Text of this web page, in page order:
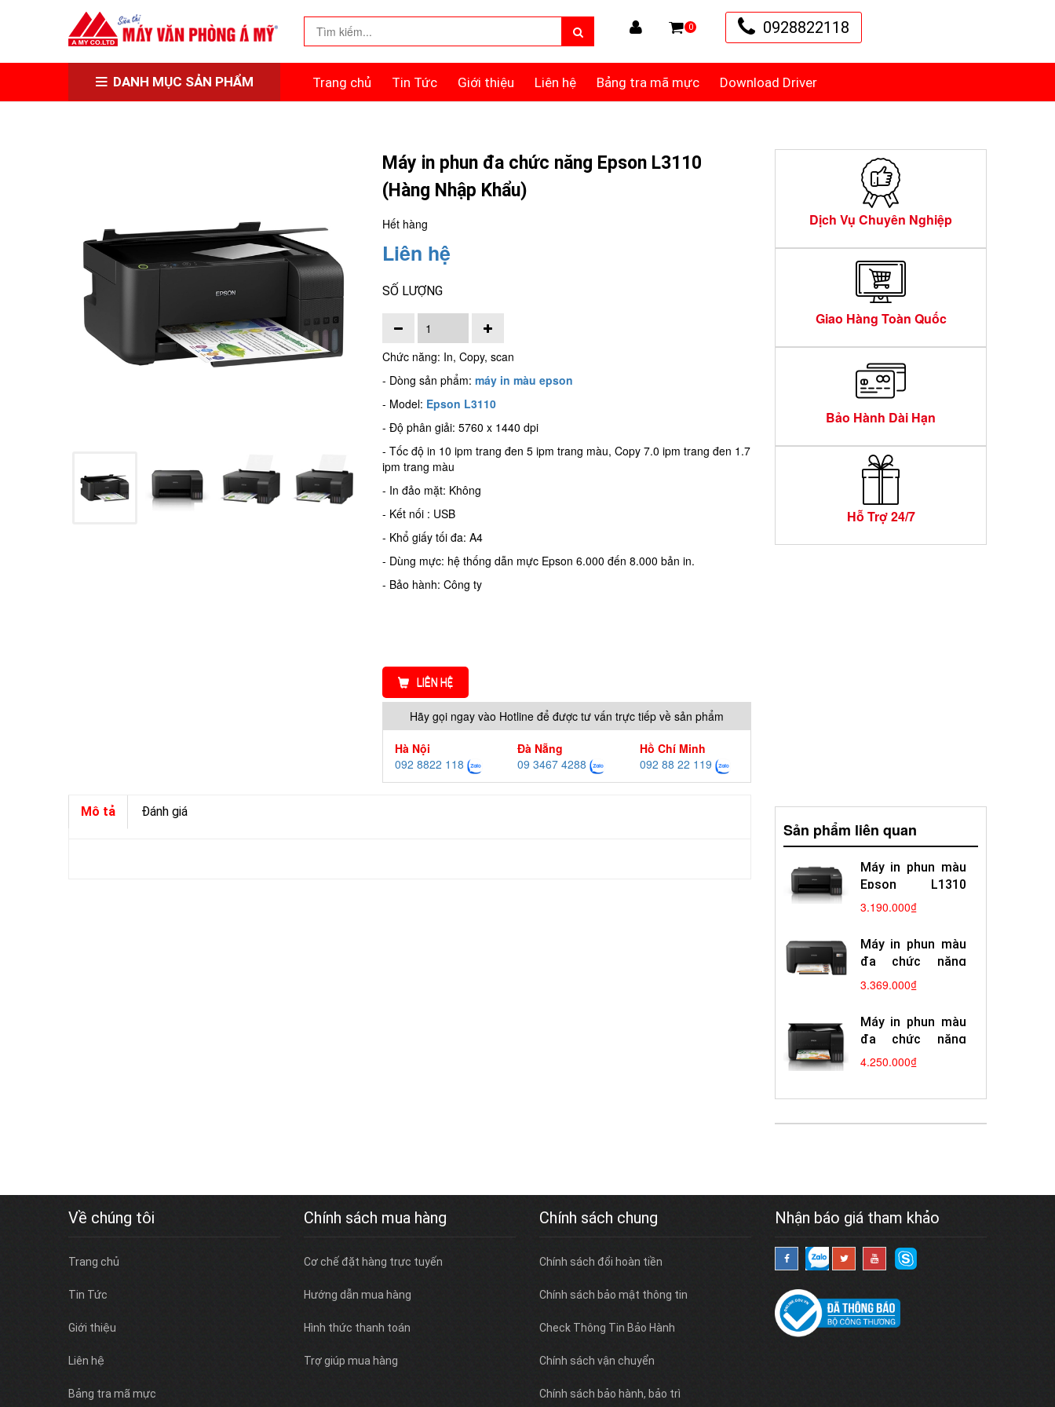
0 0928822118
DANH MỤC SẢN PHẨM Trang chủ Tin Tức Giới thiệu Liên hệ Bảng tra mã mực Download Driver
Máy in phun đa chức năng Epson L3110
(Hàng Nhập Khẩu)
Hết hàng
Liên hệ
SỐ LƯỢNG
Chức năng: In, Copy, scan
- Dòng sản phẩm: máy in màu epson
- Model: Epson L3110
- Độ phân giải: 5760 x 1440 dpi
- Tốc độ in 10 ipm trang đen 5 ipm trang màu, Copy 7.0 ipm trang đen 1.7
ipm trang màu
- In đảo mặt: Không
- Kết nối : USB
- Khổ giấy tối đa: A4
- Dùng mực: hệ thống dẫn mực Epson 6.000 đến 8.000 bản in.
- Bảo hành: Công ty
LIÊN HỆ
Hãy gọi ngay vào Hotline để được tư vấn trực tiếp về sản phẩm
Hà Nội
092 8822 118
Đà Nẵng
09 3467 4288
Hồ Chí Minh
092 88 22 119
Dịch Vụ Chuyên Nghiệp
Giao Hàng Toàn Quốc
Bảo Hành Dài Hạn
Hỗ Trợ 24/7
Mô tả Đánh giá
Sản phẩm liên quan
Máy in phun màu
Epson L1310
(Chính Hãng-2
3.190.000₫
Máy in phun màu
đa chức năng
Epson L2310
năm)
3.369.000₫
Máy in phun màu
đa chức năng
Epson L3350 Wifi
4.250.000₫
Về chúng tôi
Trang chủ
Tin Tức
Giới thiệu
Liên hệ
Bảng tra mã mực
Chính sách mua hàng
Cơ chế đặt hàng trực tuyến
Hướng dẫn mua hàng
Hình thức thanh toán
Trợ giúp mua hàng
Chính sách chung
Chính sách đổi hoàn tiền
Chính sách bảo mật thông tin
Check Thông Tin Bảo Hành
Chính sách vận chuyển
Chính sách bảo hành, bảo trì
Nhận báo giá tham khảo